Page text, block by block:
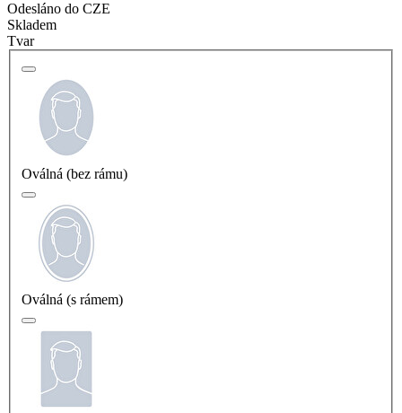
Odesláno do CZE
Skladem
Tvar
Oválná (bez rámu)
Oválná (s rámem)